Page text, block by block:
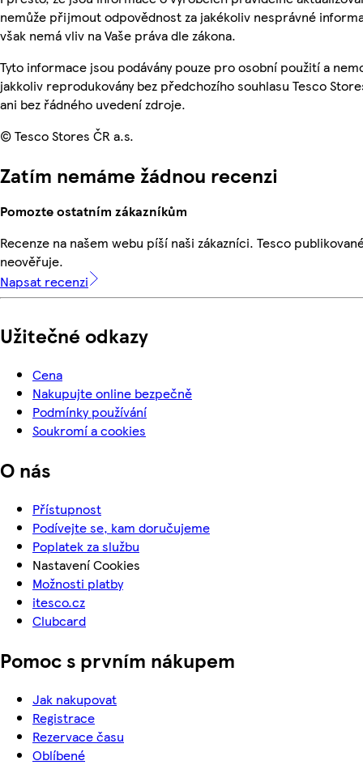
nemůže přijmout odpovědnost za jakékoliv nesprávné
však nemá vliv na Vaše práva dle zákona.
Tyto informace jsou podávány pouze pro osobní použití a
jakkoliv reprodukovány bez předchozího souhlasu Tesco
ani bez řádného uvedení zdroje.
© Tesco Stores ČR a.s.
Zatím nemáme žádnou recenzi
Pomozte ostatním zákazníkům
Recenze na našem webu píší naši zákazníci. Tesco
neověřuje.
Napsat recenzi
Užitečné odkazy
Cena
Nakupujte online bezpečně
Podmínky používání
Soukromí a cookies
O nás
Přístupnost
Podívejte se, kam doručujeme
Poplatek za službu
Nastavení Cookies
Možnosti platby
itesco.cz
Clubcard
Pomoc s prvním nákupem
Jak nakupovat
Registrace
Rezervace času
Oblíbené